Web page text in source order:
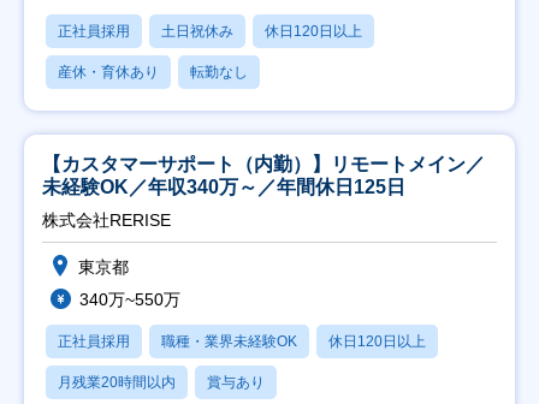
正社員採用 土日祝休み 休日120日以上
産休・育休あり 転勤なし
【カスタマーサポート（内勤）】リモートメイン／
未経験OK／年収340万～／年間休日125日
株式会社RERISE
東京都
340万~550万
正社員採用 職種・業界未経験OK 休日120日以上
月残業20時間以内 賞与あり